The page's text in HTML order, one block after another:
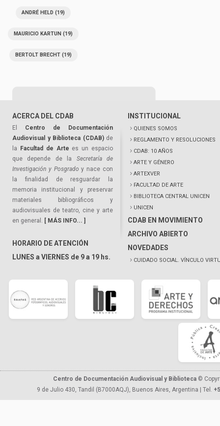
ANDRÉ HELD (19)
MAURICIO KARTUN (19)
BERTOLT BRECHT(19)
ACERCA DEL CDAB
El Centro de Documentación
Audiovisual y Biblioteca (CDAB)de
la
Facultad de Arte es un espacio
que depende de la Secretaría de
Investigación y Posgrado y nace con
la finalidad de resguardar la
memoria institucional y preservar
materiales bibliográficos y
audiovisuales de teatro, cine y arte
en general. [ MÁS INFO... ]
HORARIO DE ATENCIÓN
LUNES a VIERNES de 9 a 19 hs.
INSTITUCIONAL
QUIENES SOMOS
REGLAMENTO Y RESOLUCIONES
CDAB: 10 AÑOS
ARTE Y GÉNERO
ARTEXVER
FACULTAD DE ARTE
BIBLIOTECA CENTRAL UNICEN
UNICEN
CDAB EN MOVIMIENTO
ARCHIVO ABIERTO
NOVEDADES
CUIDADO SOCIAL. VÍNCULO
Centro de Documentación Audiovisual y Biblioteca ©
9 de Julio 430, Tandil (B7000AQJ), Buenos Aires, Argentina | Tel.